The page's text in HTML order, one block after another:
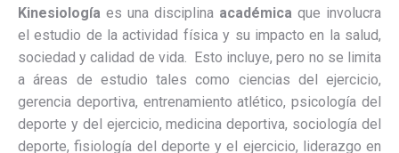
Kinesiología es una disciplina académica que involucra
el estudio de la actividad física y su impacto en la salud,
sociedad y calidad de vida. Esto incluye, pero no se limita
a áreas de estudio tales como ciencias del ejercicio,
gerencia deportiva, entrenamiento atlético, psicología del
deporte y del ejercicio, medicina deportiva, sociología del
deporte, fisiología del deporte y el ejercicio, liderazgo en